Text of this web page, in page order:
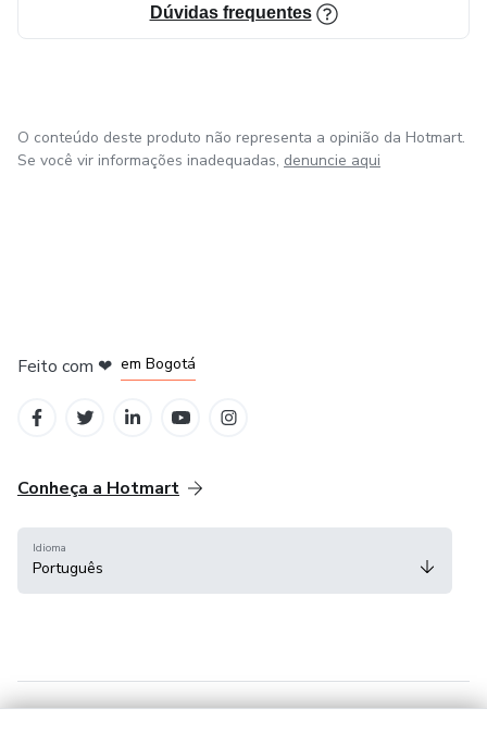
Dúvidas frequentes
O conteúdo deste produto não representa a opinião da Hotmart.
Se você vir informações inadequadas, denuncie aqui
Feito com ❤ em Bogotá
Conheça a Hotmart
Idioma
Português